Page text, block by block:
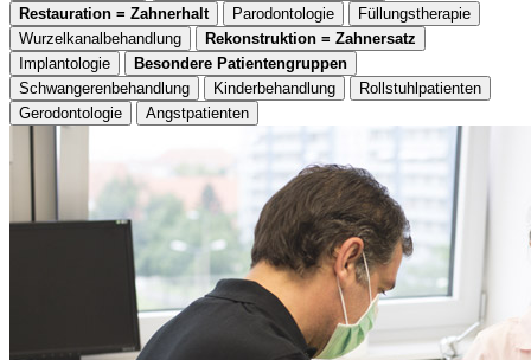
Restauration = Zahnerhalt
Parodontologie
Füllungstherapie
Wurzelkanalbehandlung
Rekonstruktion = Zahnersatz
Implantologie
Besondere Patientengruppen
Schwangerenbehandlung
Kinderbehandlung
Rollstuhlpatienten
Gerodontologie
Angstpatienten